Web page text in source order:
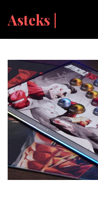
Asteks |